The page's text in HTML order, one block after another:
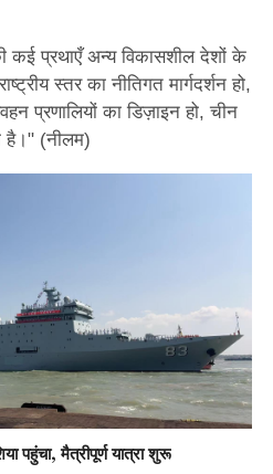
कई प्रथाएँ अन्य विकासशील देशों के
स्तर का नीतिगत मार्गदर्शन हो,
प्रणालियों का डिज़ाइन हो, चीन
है।" (नीलम)
पहुंचा, मैत्रीपूर्ण यात्रा शुरू